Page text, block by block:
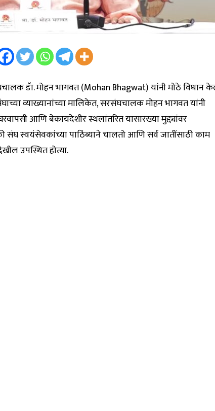
डॅा. मोहन भागवत (Mohan Bhagwat) यांनी मोठे विधान
व्याख्यानांच्या मालिकेत, सरसंघचालक मोहन भागवत यांनी
आणि बेकायदेशीर स्थलांतरित यासारख्या मुद्द्यांवर
स्वयंसेवकांच्या पाठिंब्याने चालतो आणि सर्व जातींसाठी काम
उपस्थित होत्या.